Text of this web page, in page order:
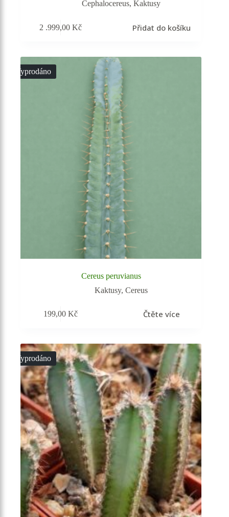
Cephalocereus,Kaktusy
2 .999,00Kč Přidat do košíku
Vyprodáno
Cereus peruvianus
Kaktusy,Cereus
199,00Kč Čtěte více
Vyprodáno